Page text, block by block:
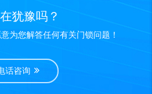
犹豫吗？
为您解答任何有关门锁问题！
话咨询